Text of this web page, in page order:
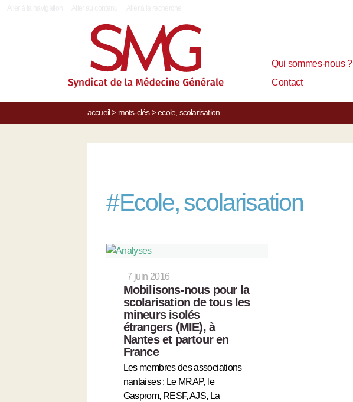
Qui sommes-nous ?
Contact
accueil> mots-clés> ecole, scolarisation
#Ecole, scolarisation
7 juin 2016
Mobilisons-nous pour la
scolarisation de tous les
mineurs isolés
étrangers (MIE), à
Nantes et partour en
France
Les membres des associations
nantaises : Le MRAP, le
Gasprom, RESF, AJS, La